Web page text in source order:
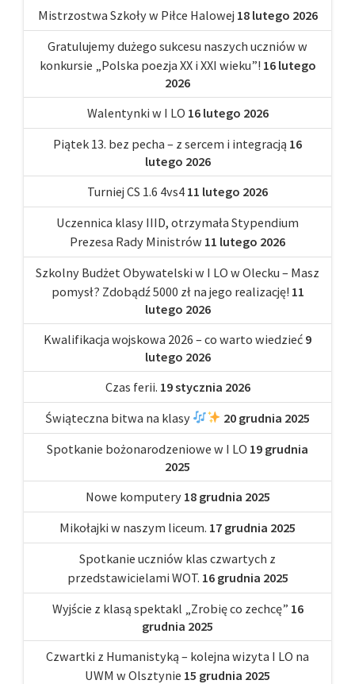
Mistrzostwa Szkoły w Piłce Halowej 18 lutego 2026
Gratulujemy dużego sukcesu naszych uczniów w
konkursie „Polska poezja XX i XXI wieku”! 16 lutego
2026
Walentynki w I LO 16 lutego 2026
Piątek 13. bez pecha – z sercem i integracją 16
lutego 2026
Turniej CS 1.6 4vs4 11 lutego 2026
Uczennica klasy IIID, otrzymała Stypendium
Prezesa Rady Ministrów 11 lutego 2026
Szkolny Budżet Obywatelski w I LO w Olecku – Masz
pomysł? Zdobądź 5000 zł na jego realizację! 11
lutego 2026
Kwalifikacja wojskowa 2026 – co warto wiedzieć 9
lutego 2026
Czas ferii. 19 stycznia 2026
Świąteczna bitwa na klasy
20 grudnia 2025
Spotkanie bożonarodzeniowe w I LO 19 grudnia
2025
Nowe komputery 18 grudnia 2025
Mikołajki w naszym liceum. 17 grudnia 2025
Spotkanie uczniów klas czwartych z
przedstawicielami WOT. 16 grudnia 2025
Wyjście z klasą spektakl „Zrobię co zechcę” 16
grudnia 2025
Czwartki z Humanistyką – kolejna wizyta I LO na
UWM w Olsztynie 15 grudnia 2025